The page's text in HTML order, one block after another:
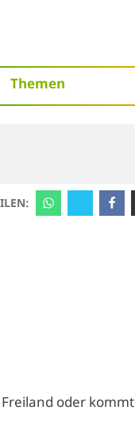
Themen
oder kommt